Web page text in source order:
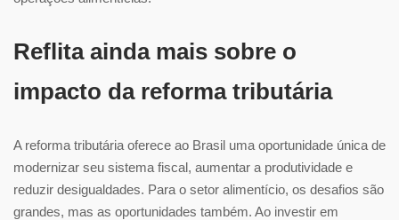
Reflita ainda mais sobre o
impacto da reforma tributária
A reforma tributária oferece ao Brasil uma oportunidade única de
modernizar seu sistema fiscal, aumentar a produtividade e
reduzir desigualdades. Para o setor alimentício, os desafios são
grandes, mas as oportunidades também. Ao investir em